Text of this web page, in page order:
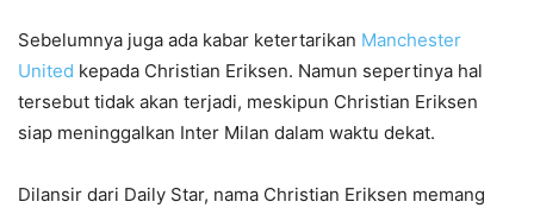
Sebelumnya juga ada kabar ketertarikan Manchester
United kepada Christian Eriksen. Namun sepertinya hal
tersebut tidak akan terjadi, meskipun Christian Eriksen
siap meninggalkan Inter Milan dalam waktu dekat.
Dilansir dari Daily Star, nama Christian Eriksen memang